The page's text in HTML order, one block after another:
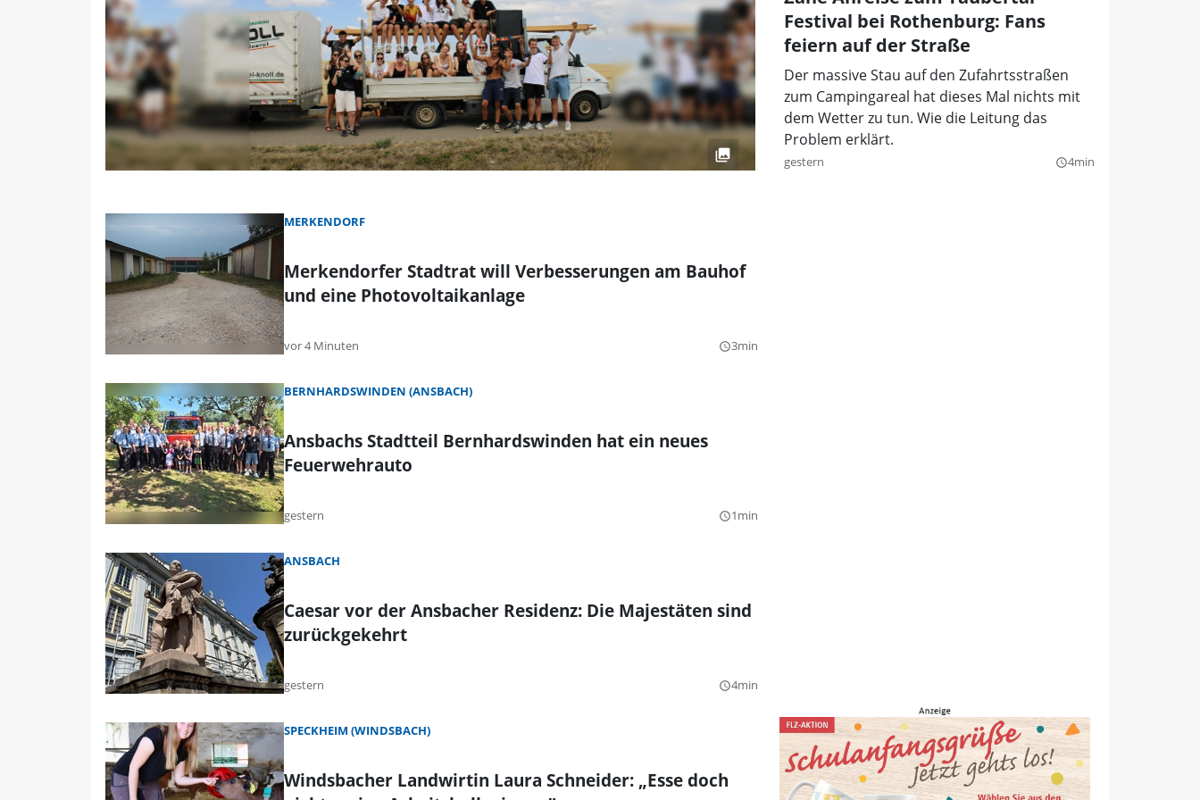
Festival bei Rothenburg: Fans
feiern auf der Straße
Der massive Stau auf den Zufahrtsstraßen
zum Campingareal hat dieses Mal nichts mit
dem Wetter zu tun. Wie die Leitung das
Problem erklärt.
gestern query_builder4min
MERKENDORF
Merkendorfer Stadtrat will Verbesserungen am Bauhof
und eine Photovoltaikanlage
vor 4 Minuten query_builder3min
BERNHARDSWINDEN (ANSBACH)
Ansbachs Stadtteil Bernhardswinden hat ein neues
Feuerwehrauto
gestern query_builder1min
ANSBACH
Caesar vor der Ansbacher Residenz: Die Majestäten sind
zurückgekehrt
gestern query_builder4min
SPECKHEIM (WINDSBACH)
Windsbacher Landwirtin Laura Schneider: „Esse doch